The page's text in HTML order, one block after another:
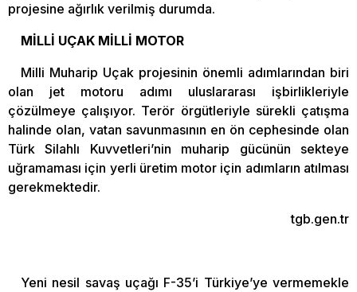
projesine ağırlık verilmiş durumda.
MİLLİ UÇAK MİLLİ MOTOR
Milli Muharip Uçak projesinin önemli adımlarından biri
olan jet motoru adımı uluslararası işbirlikleriyle
çözülmeye çalışıyor. Terör örgütleriyle sürekli çatışma
halinde olan, vatan savunmasının en ön cephesinde olan
Türk Silahlı Kuvvetleri’nin muharip gücünün sekteye
uğramaması için yerli üretim motor için adımların atılması
gerekmektedir.
tgb.gen.tr
Yeni nesil savaş uçağı F-35’i Türkiye’ye vermemekle